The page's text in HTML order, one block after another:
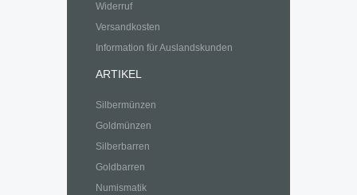
Widerruf
Versandkosten
Information für Auslandskunden
ARTIKEL
Silbermünzen
Goldmünzen
Silberbarren
Goldbarren
Numismatik